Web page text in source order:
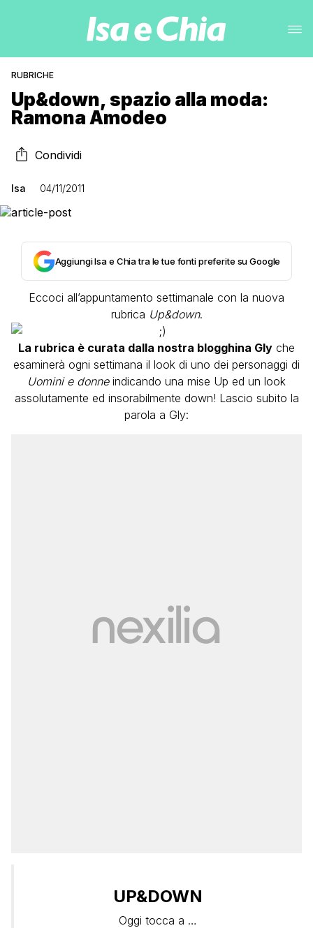
RUBRICHE
Up&down, spazio alla moda:
Ramona Amodeo
Condividi
Isa 04/11/2011
Aggiungi Isa e Chia tra le tue fonti preferite su Google
Eccoci all’appuntamento settimanale con la nuova
rubrica Up&down.
La rubrica è curata dalla nostra blogghina Gly che
esaminerà ogni settimana il look di uno dei personaggi di
Uomini e donneindicando una mise Up ed un look
assolutamente ed insorabilmente down! Lascio subito la
parola a Gly:
UP&DOWN
Oggi tocca a …